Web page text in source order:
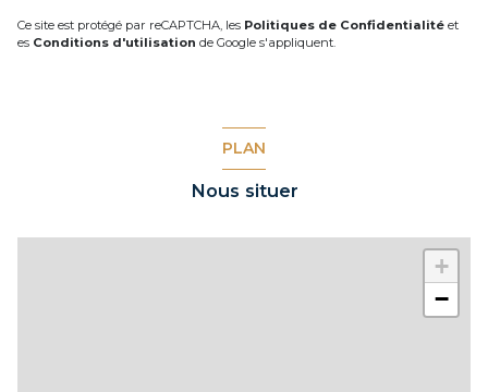
Ce site est protégé par reCAPTCHA, les Politiques de Confidentialité et
es Conditions d'utilisation de Google s'appliquent.
PLAN
Nous situer
+
−